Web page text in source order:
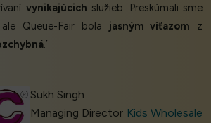
vynikajúcich služieb. Preskúmali sme
Queue-Fair bola jasným víťazom z
.’
Sukh Singh
Managing Director Kids Wholesale